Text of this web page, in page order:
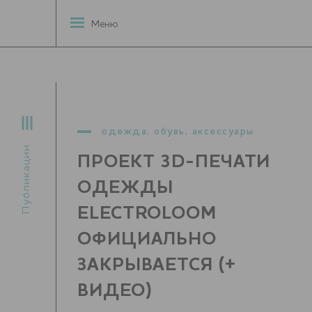
Публикации
Меню
одежда, обувь, аксессуары
ПРОЕКТ 3D-ПЕЧАТИ
ОДЕЖДЫ
ELECTROLOOM
ОФИЦИАЛЬНО
ЗАКРЫВАЕТСЯ (+
ВИДЕО)